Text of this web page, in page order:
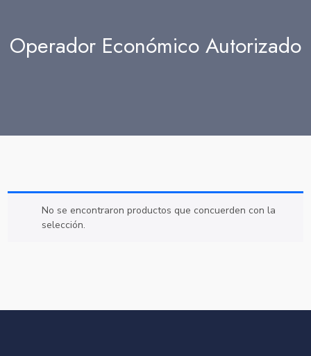
Operador Económico Autorizado
No se encontraron productos que concuerden con la
selección.